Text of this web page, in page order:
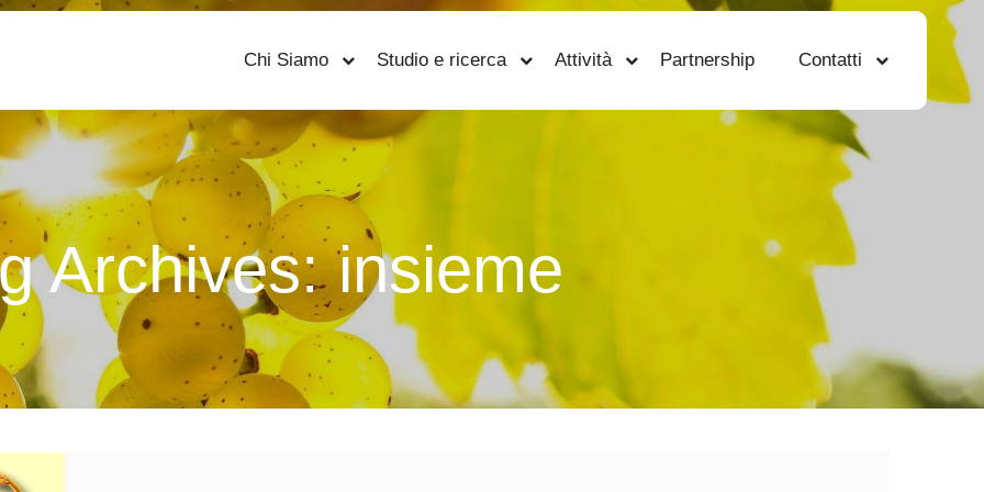
Chi Siamo Studio e ricerca Attività Partnership Contatti
Archives:insieme